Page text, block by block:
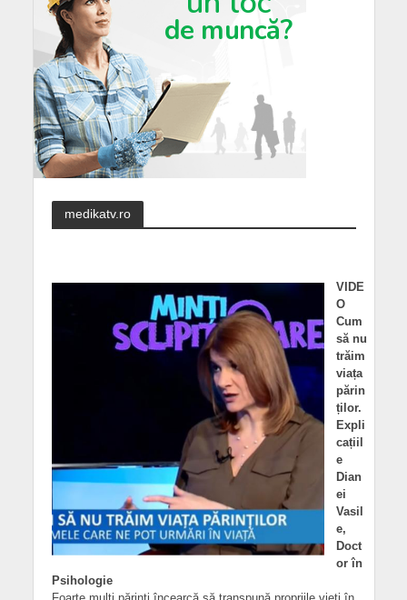
medikatv.ro
VIDE
O
Cum
să nu
trăim
viața
părin
ților.
Expli
cațiil
e
Dian
ei
Vasil
e,
Doct
or în
Psihologie